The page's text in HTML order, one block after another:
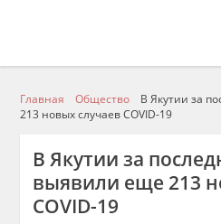
Главная Общество
В Якутии за
213 новых случаев COVID-19
В Якутии за
выявили еще 213
COVID-19